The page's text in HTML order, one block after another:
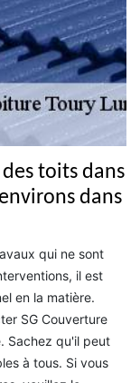
toits dans
dans
qui ne sont
il est
en la matière.
SG Couverture
Sachez qu'il peut
à tous. Si vous